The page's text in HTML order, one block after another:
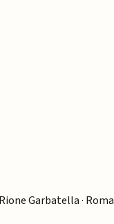
Garbatella · Roma